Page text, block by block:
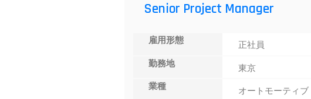
Senior Project Manager
雇用形態
正社員
勤務地
東京
業種
オートモーティブ